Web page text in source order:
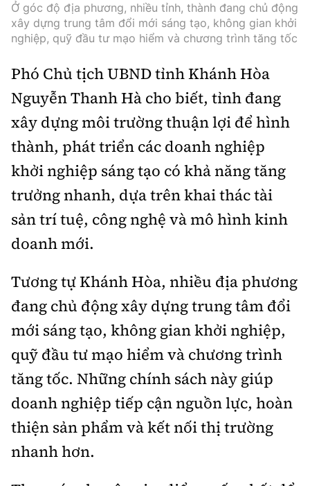
Ở góc độ địa phương, nhiều tỉnh, thành đang chủ động
xây dựng trung tâm đổi mới sáng tạo, không gian khởi
nghiệp, quỹ đầu tư mạo hiểm và chương trình tăng tốc
Phó Chủ tịch UBND tỉnh Khánh Hòa
Nguyễn Thanh Hà cho biết, tỉnh đang
xây dựng môi trường thuận lợi để hình
thành, phát triển các doanh nghiệp
khởi nghiệp sáng tạo có khả năng tăng
trưởng nhanh, dựa trên khai thác tài
sản trí tuệ, công nghệ và mô hình kinh
doanh mới.
Tương tự Khánh Hòa, nhiều địa phương
đang chủ động xây dựng trung tâm đổi
mới sáng tạo, không gian khởi nghiệp,
quỹ đầu tư mạo hiểm và chương trình
tăng tốc. Những chính sách này giúp
doanh nghiệp tiếp cận nguồn lực, hoàn
thiện sản phẩm và kết nối thị trường
nhanh hơn.